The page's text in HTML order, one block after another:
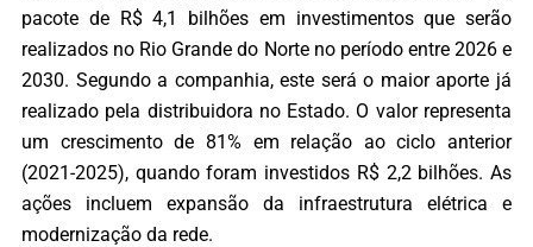
pacote de R$ 4,1 bilhões em investimentos que serão
realizados no Rio Grande do Norte no período entre 2026 e
2030. Segundo a companhia, este será o maior aporte já
realizado pela distribuidora no Estado. O valor representa
um crescimento de 81% em relação ao ciclo anterior
(2021-2025), quando foram investidos R$ 2,2 bilhões. As
ações incluem expansão da infraestrutura elétrica e
modernização da rede.